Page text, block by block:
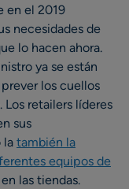
en el 2019
necesidades de
lo hacen ahora.
ya se están
los cuellos
retailers líderes
sus
la también la
equipos de
las tiendas.